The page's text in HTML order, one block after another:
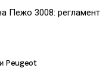
Пежо 3008: регламент
Peugeot